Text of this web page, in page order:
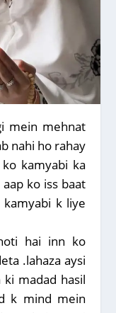
mein mehnat
nahi ho rahay
kamyabi ka
ko iss baat
k liye
hai inn ko
.lahaza aysi
madad hasil
k mind mein